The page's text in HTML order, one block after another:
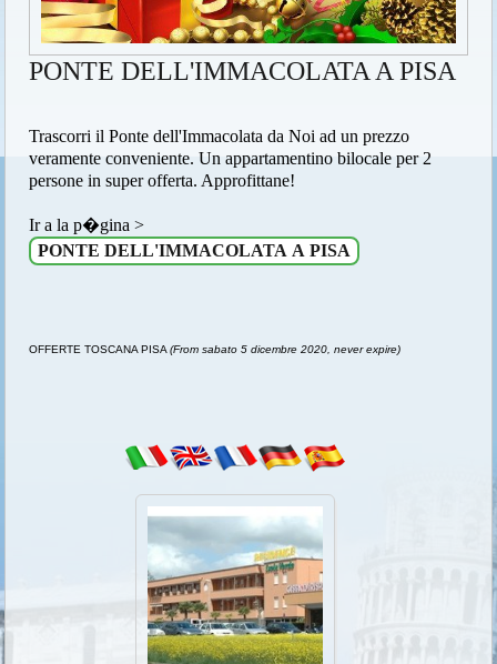
PONTE DELL'IMMACOLATA A PISA
Trascorri il Ponte dell'Immacolata da Noi ad un prezzo
veramente conveniente. Un appartamentino bilocale per 2
persone in super offerta. Approfittane!
Ir a la p�gina >
PONTE DELL'IMMACOLATA A PISA
OFFERTE TOSCANA PISA(From sabato 5 dicembre 2020, never expire)